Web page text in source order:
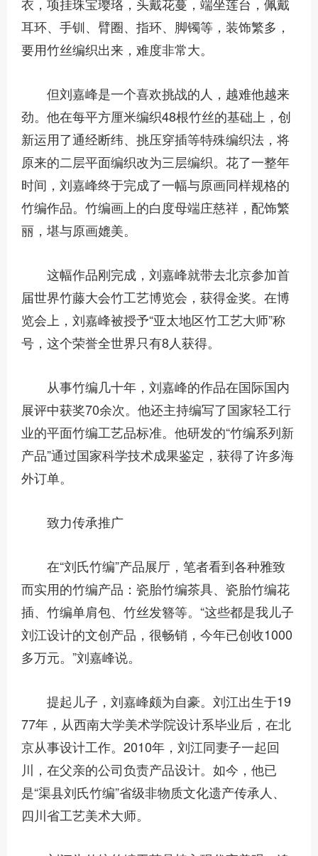
衣，项挂珠宝璎珞，头戴花蔓，端坐莲台，佩戴
耳环、手钏、臂圈、指环、脚镯等，装饰繁多，
要用竹丝编织出来，难度非常大。
但刘嘉峰是一个喜欢挑战的人，越难他越来
劲。他在每平方厘米编织48根竹丝的基础上，创
新运用了通经断纬、挑压穿插等特殊编织法，将
原来的二层平面编织改为三层编织。花了一整年
时间，刘嘉峰终于完成了一幅与原画同样规格的
竹编作品。竹编画上的白度母端庄慈祥，配饰繁
丽，堪与原画媲美。
这幅作品刚完成，刘嘉峰就带去北京参加首
届世界竹藤大会竹工艺博览会，获得金奖。在博
览会上，刘嘉峰被授予“亚太地区竹工艺大师”称
号，这个荣誉全世界只有8人获得。
从事竹编几十年，刘嘉峰的作品在国际国内
展评中获奖70余次。他还主持编写了国家轻工行
业的平面竹编工艺品标准。他研发的“竹编系列新
产品”通过国家科学技术成果鉴定，获得了许多海
外订单。
致力传承推广
在“刘氏竹编”产品展厅，笔者看到各种雅致
而实用的竹编产品：瓷胎竹编茶具、瓷胎竹编花
插、竹编单肩包、竹丝发簪等。“这些都是我儿子
刘江设计的文创产品，很畅销，今年已创收1000
多万元。”刘嘉峰说。
提起儿子，刘嘉峰颇为自豪。刘江出生于19
77年，从西南大学美术学院设计系毕业后，在北
京从事设计工作。2010年，刘江同妻子一起回
川，在父亲的公司负责产品设计。如今，他已
是“渠县刘氏竹编”省级非物质文化遗产传承人、
四川省工艺美术大师。